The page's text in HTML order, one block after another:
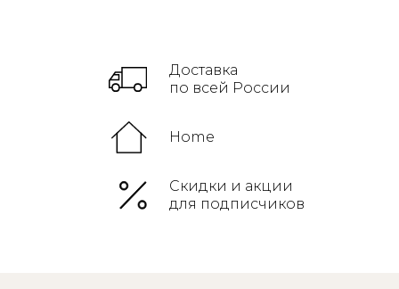
Доставка
по всей России
Home
Скидки и акции
для подписчиков